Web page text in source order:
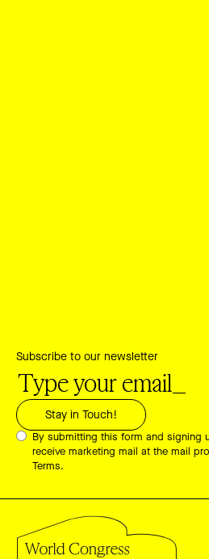
Subscribe to our newsletter
By submitting this form and signing
receive marketing mail at the mail
Terms.